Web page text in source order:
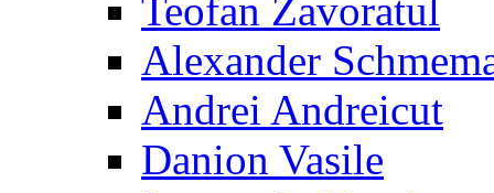
Teofan Zavoratul
Alexander
Andrei Andreicut
Danion Vasile